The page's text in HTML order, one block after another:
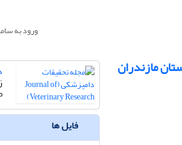
ورود به
فایل ها